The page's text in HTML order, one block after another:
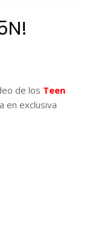
de los Teen
en exclusiva